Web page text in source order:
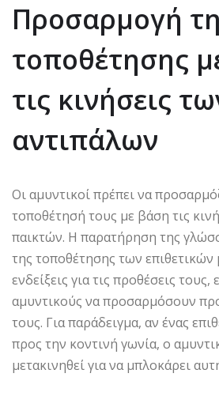
Προσαρμογή
τοποθέτησης
τις κινήσεις
αντιπάλων
Οι αμυντικοί πρέπει να
τοποθέτησή τους με βάση τις
παικτών. Η παρατήρηση της
της τοποθέτησης των επιθετικών
ενδείξεις για τις προθέσεις
αμυντικούς να προσαρμόσουν
τους. Για παράδειγμα, αν ένας
προς την κοντινή γωνία, ο
μετακινηθεί για να μπλοκάρει